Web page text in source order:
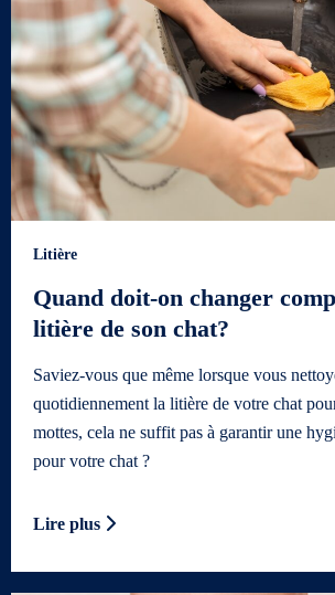
Litière
Quand doit-on changer
litière de son chat?
Saviez-vous que même lorsque vous
quotidiennement la litière de votre chat
mottes, cela ne suffit pas à garantir une
pour votre chat ?
Lire plus